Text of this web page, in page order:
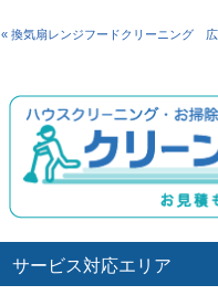
« 換気扇レンジフードクリーニング
サービス対応エリア